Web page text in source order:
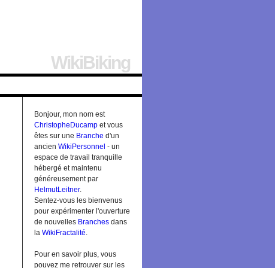
WikiBiking
Bonjour, mon nom est
ChristopheDucamp et vous
êtes sur une Branche d'un
ancien WikiPersonnel - un
espace de travail tranquille
hébergé et maintenu
généreusement par
HelmutLeitner.
Sentez-vous les bienvenus
pour expérimenter l'ouverture
de nouvelles Branches dans
la WikiFractalité
Pour en savoir plus, vous
pouvez me retrouver sur les